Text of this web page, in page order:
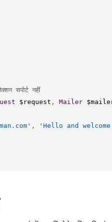
सपोर्ट नहीं
$request , Mailer
, 'Hello and